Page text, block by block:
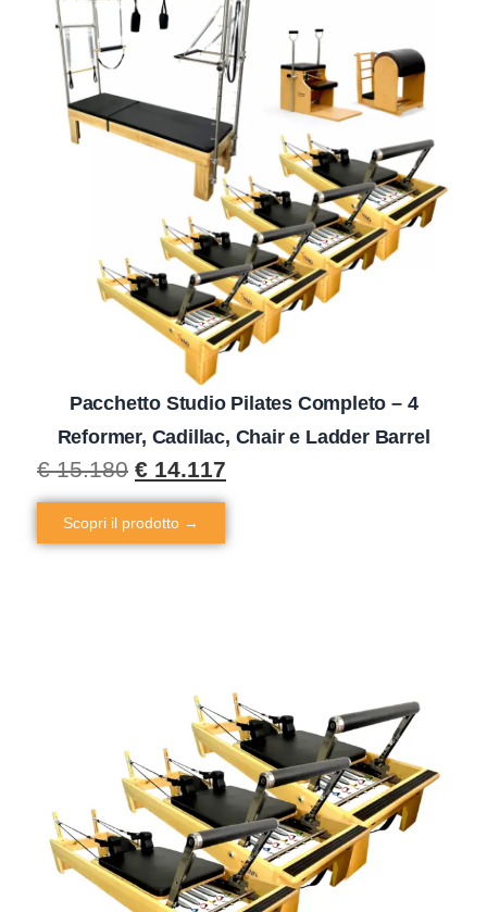
Pacchetto Studio Pilates Completo – 4
Reformer, Cadillac, Chair e Ladder Barrel
€15.180 € 14.117
Scopri il prodotto →